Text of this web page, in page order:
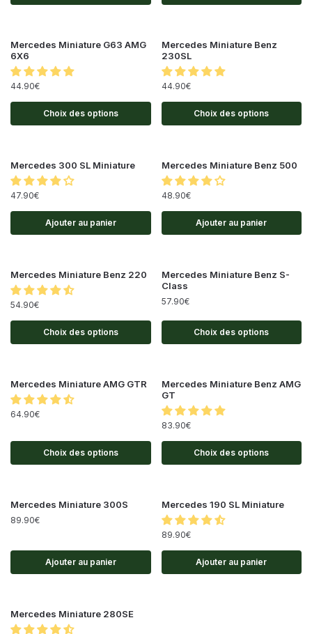
Mercedes Miniature G63 AMG
6X6
44.90€
Choix des options
Mercedes Miniature Benz
230SL
44.90€
Choix des options
Mercedes 300 SL Miniature
47.90€
Ajouter au panier
Mercedes Miniature Benz 500
48.90€
Ajouter au panier
Mercedes Miniature Benz 220
54.90€
Choix des options
Mercedes Miniature Benz S-
Class
57.90€
Choix des options
Mercedes Miniature AMG GTR
64.90€
Choix des options
Mercedes Miniature Benz AMG
GT
83.90€
Choix des options
Mercedes Miniature 300S
89.90€
Ajouter au panier
Mercedes 190 SL Miniature
89.90€
Ajouter au panier
Mercedes Miniature 280SE